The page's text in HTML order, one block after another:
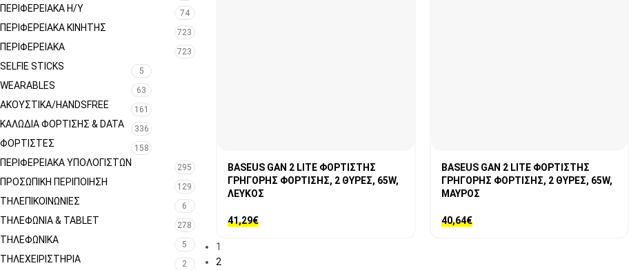
ΠΕΡΙΦΕΡΕΙΑΚΑ Η/Υ 74
ΠΕΡΙΦΕΡΕΙΑΚΑ ΚΙΝΗΤΗΣ 723
ΠΕΡΙΦΕΡΕΙΑΚΑ 723
SELFIE STICKS 5
WEARABLES 63
ΑΚΟΥΣΤΙΚΑ/HANDSFREE 161
ΚΑΛΩΔΙΑ ΦΟΡΤΙΣΗΣ & DATA 336
ΦΟΡΤΙΣΤΕΣ 158
ΠΕΡΙΦΕΡΕΙΑΚΆ ΥΠΟΛΟΓΙΣΤΏΝ 295
ΠΡΟΣΩΠΙΚΉ ΠΕΡΙΠΟΊΗΣΗ 129
ΤΗΛΕΠΙΚΟΙΝΩΝΊΕΣ 6
ΤΗΛΕΦΩΝΊΑ & TABLET 278
ΤΗΛΕΦΩΝΙΚΑ 5
ΤΗΛΕΧΕΙΡΙΣΤΉΡΙΑ 2
BASEUS GAN 2 LITE ΦΟΡΤΙΣΤΗΣ
ΓΡΗΓΟΡΗΣ ΦΟΡΤΙΣΗΣ, 2 ΘΥΡΕΣ, 65W,
ΛΕΥΚΟΣ
41,29€
BASEUS GAN 2 LITE ΦΟΡΤΙΣΤΗΣ
ΓΡΗΓΟΡΗΣ ΦΟΡΤΙΣΗΣ, 2 ΘΥΡΕΣ, 65W,
ΜΑΥΡΟΣ
40,64€
1
2